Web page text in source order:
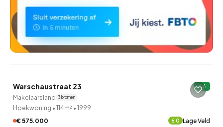
Warschaustraat 23 A
Makelaarsland 3 bronnen
Hoekwoning • 114m² • 1999
€ 575.000
6.0 Lage Veld